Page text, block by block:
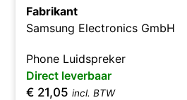
Fabrikant
Samsung Electronics GmbH
Phone Luidspreker
Direct leverbaar
€ 21,05 incl. BTW